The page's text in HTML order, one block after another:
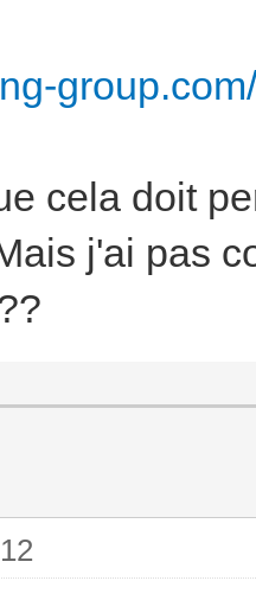
cela doit
j'ai pas